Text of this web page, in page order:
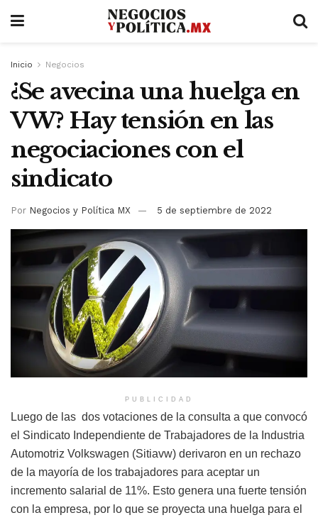
Inicio Negocios
¿Se avecina una huelga en
VW? Hay tensión en las
negociaciones con el
sindicato
Por Negocios y Política MX 5 de septiembre de 2022
PUBLICIDAD
Luego de las dos votaciones de la consulta a que convocó
el Sindicato Independiente de Trabajadores de la Industria
Automotriz Volkswagen (Sitiavw) derivaron en un rechazo
de la mayoría de los trabajadores para aceptar un
incremento salarial de 11%. Esto genera una fuerte tensión
con la empresa, por lo que se proyecta una huelga para el